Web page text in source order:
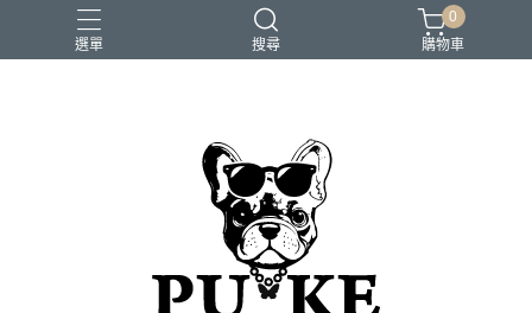
選單 搜尋
0
購物車